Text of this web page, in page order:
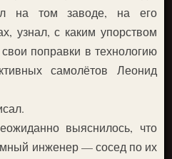
на том заводе, на его
узнал, с каким упорством
поправки в технологию
самолётов Леонид
выяснилось, что
инженер — сосед по их